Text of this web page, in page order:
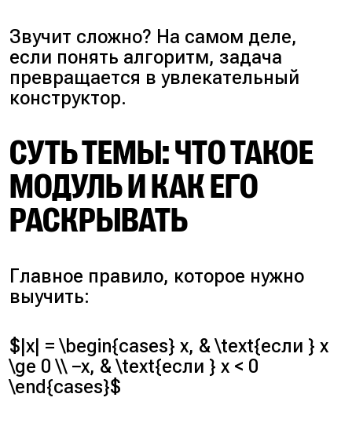
Звучит сложно? На самом деле,
если понять алгоритм, задача
превращается в увлекательный
конструктор.
СУТЬ ТЕМЫ: ЧТО ТАКОЕ
МОДУЛЬ И КАК ЕГО
РАСКРЫВАТЬ
Главное правило, которое нужно
выучить:
$|x| = \begin{cases} x, & \text{если } x
\ge 0 \\ −x, & \text{если } x < 0
\end{cases}$